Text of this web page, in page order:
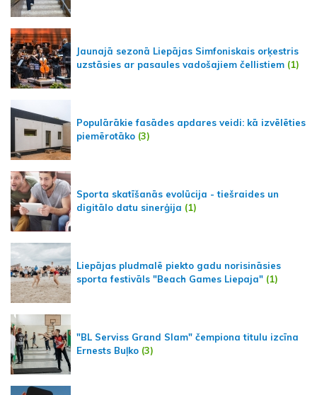
Jaunajā sezonā Liepājas Simfoniskais orķestris
uzstāsies ar pasaules vadošajiem čellistiem (1)
Populārākie fasādes apdares veidi: kā izvēlēties
piemērotāko (3)
Sporta skatīšanās evolūcija - tiešraides un
digitālo datu sinerģija (1)
Liepājas pludmalē piekto gadu norisināsies
sporta festivāls "Beach Games Liepaja" (1)
"BL Serviss Grand Slam" čempiona titulu izcīna
Ernests Buļko (3)